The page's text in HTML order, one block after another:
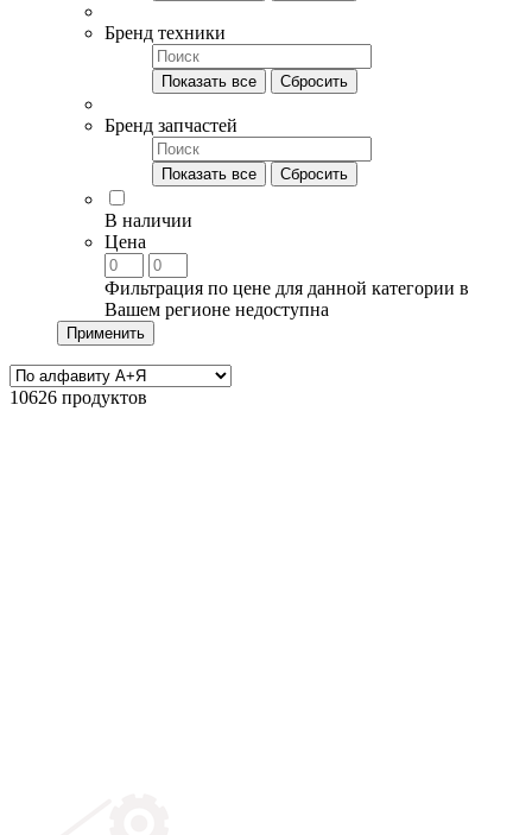
Бренд техники
Показать все Сбросить
Бренд запчастей
Показать все Сбросить
В наличии
Цена
Фильтрация по цене для данной категории в
Вашем регионе недоступна
Применить
10626 продуктов